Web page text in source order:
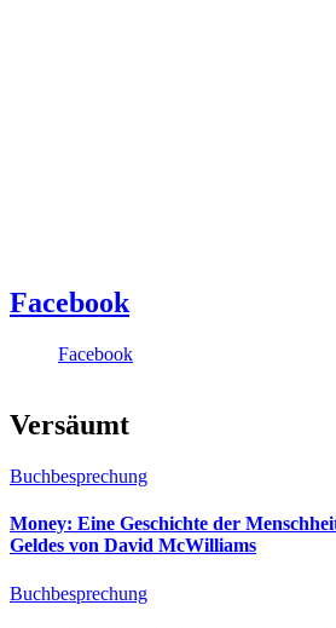
Facebook
Facebook
Versäumt
Buchbesprechung
Money: Eine Geschichte der
Geldes von David McWilliams
Buchbesprechung